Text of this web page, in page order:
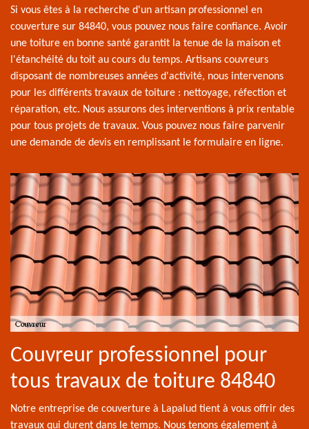
Si vous êtes à la recherche d'un artisan professionnel en
couverture sur 84840, vous pouvez nous faire confiance. Avoir
une toiture en bonne santé garantit la tenue de la maison et
l'étanchéité du toit au cours du temps. Artisans couvreurs
disposant de nombreuses années d'activité, nous intervenons
pour les différents travaux de toiture : nettoyage, réfection et
réparation, etc. Nous assurons des interventions à prix rentable
pour tous projets de travaux. Vous pouvez nous faire parvenir
une demande de devis en remplissant le formulaire en ligne.
Couvreur professionnel pour
tous travaux de toiture 84840
Notre entreprise de couverture à Lapalud tient à vous offrir des
travaux qui durent dans le temps. Nous tenons également à